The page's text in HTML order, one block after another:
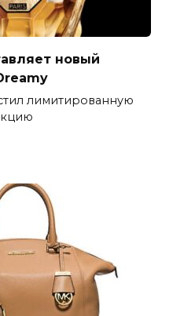
новый
лимитированную